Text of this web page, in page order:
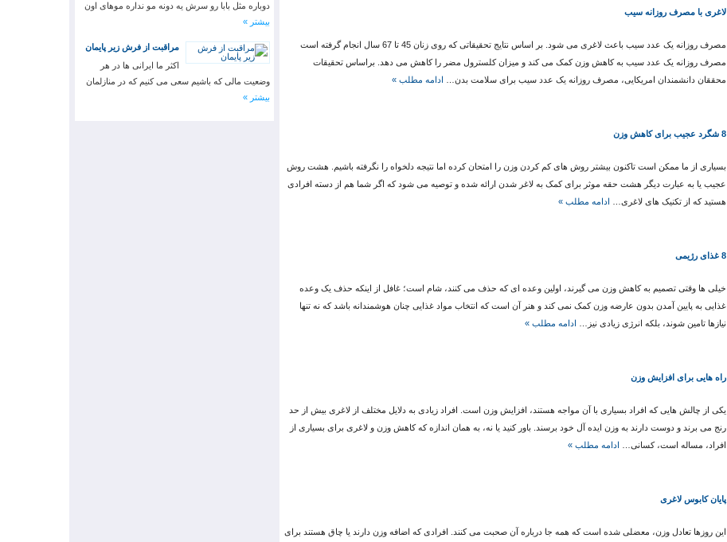
لاغری با مصرف روزانه سیب
مصرف روزانه یک عدد سیب باعث لاغری می شود. بر اساس نتایج تحقیقاتی که روی زنان 45 تا 67 سال انجام گرفته است
مصرف روزانه یک عدد سیب به کاهش وزن کمک می کند و میزان کلسترول مضر را کاهش می دهد. براساس تحقیقات
محققان دانشمندان امریکایی، مصرف روزانه یک عدد سیب برای سلامت بدن… ادامه مطلب »
8 شگرد عجیب برای کاهش وزن
بسیاری از ما ممکن است تاکنون بیشتر روش های کم کردن وزن را امتحان کرده اما نتیجه دلخواه را نگرفته باشیم. هشت روش
عجیب یا به عبارت دیگر هشت حقه موثر برای کمک به لاغر شدن ارائه شده و توصیه می شود که اگر شما هم از دسته افرادی
هستید که از تکنیک های لاغری… ادامه مطلب »
8 غذای رژیمی
خیلی ها وقتی تصمیم به کاهش وزن می گیرند، اولین وعده ای که حذف می کنند، شام است؛ غافل از اینکه حذف یک وعده
غذایی به پایین آمدن بدون عارضه وزن کمک نمی کند و هنر آن است که انتخاب مواد غذایی چنان هوشمندانه باشد که نه تنها
نیازها تامین شوند، بلکه انرژی زیادی نیز… ادامه مطلب »
راه هایی برای افزایش وزن
یکی از چالش هایی که افراد بسیاری با آن مواجه هستند، افزایش وزن است. افراد زیادی به دلایل مختلف از لاغری بیش از حد
رنج می برند و دوست دارند به وزن ایده آل خود برسند. باور کنید یا نه، به همان اندازه که کاهش وزن و لاغری برای بسیاری از
افراد، مساله است، کسانی… ادامه مطلب »
پایان کابوس لاغری
این روزها تعادل وزن، معضلی شده است که همه جا درباره آن صحبت می کنند. افرادی که اضافه وزن دارند یا چاق هستند برای
دوباره مثل بابا رو سرش یه دونه مو نداره موهای اون
بیشتر »
مراقبت از فرش زیر پایمان
اکثر ما ایرانی ها در هر
وضعیت مالی که باشیم سعی می کنیم که در منازلمان
بیشتر »